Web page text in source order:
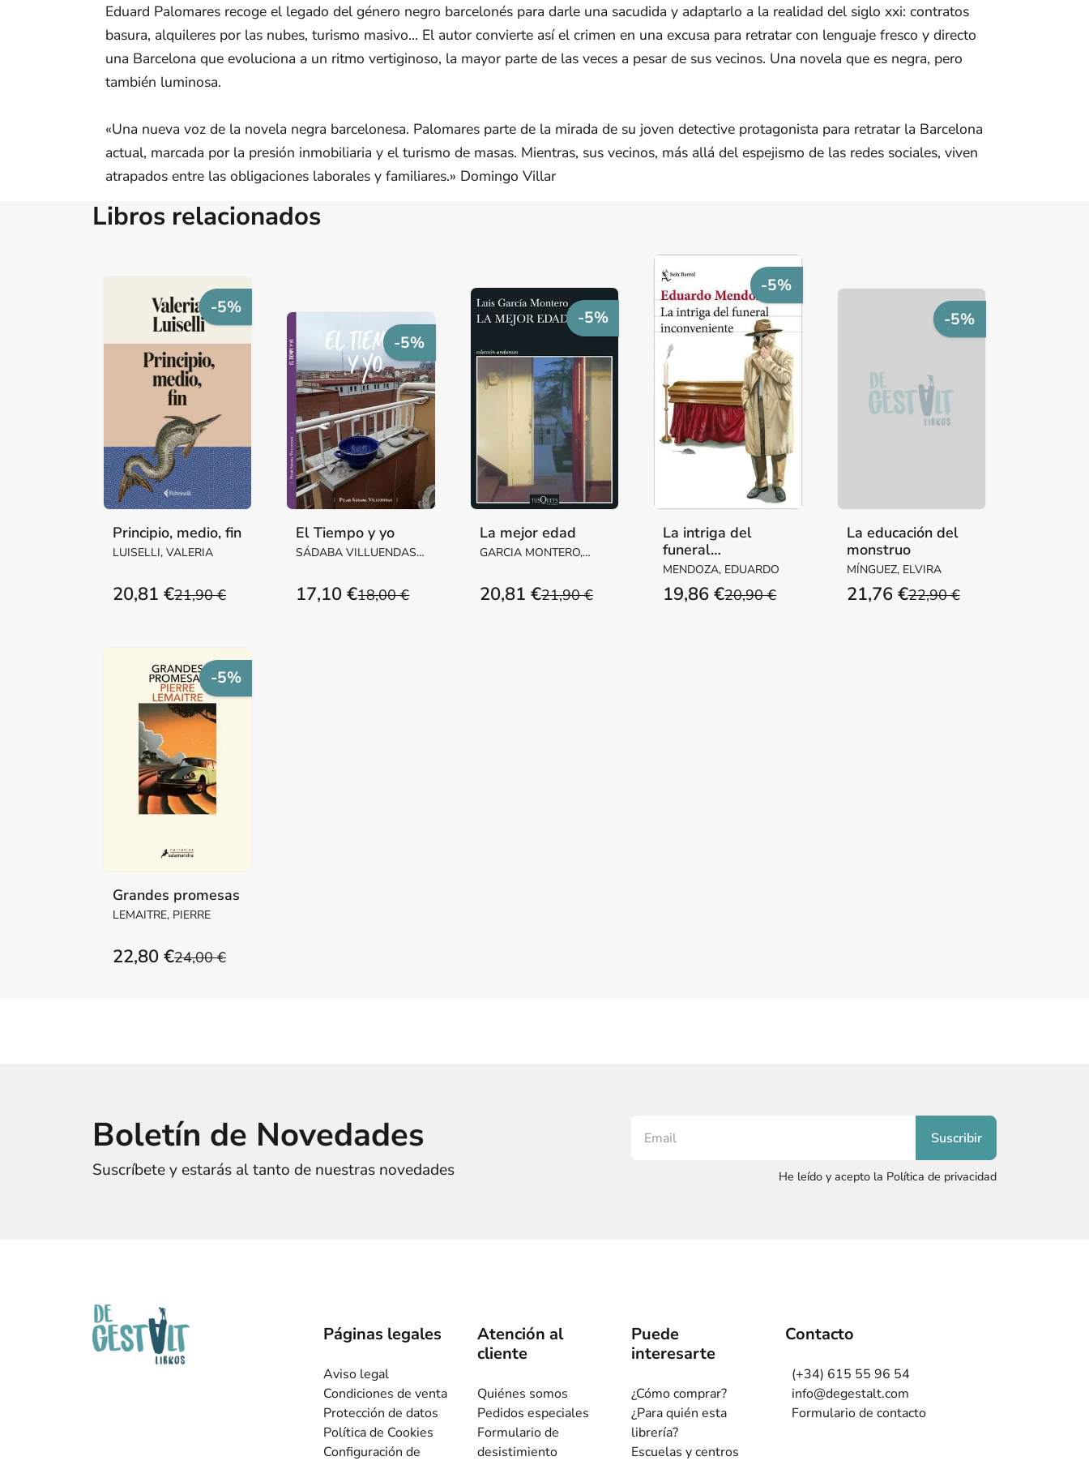
Eduard Palomares recoge el legado del género negro barcelonés para darle una sacudida y adaptarlo a la realidad del siglo xxi: contratos
basura, alquileres por las nubes, turismo masivo... El autor convierte así el crimen en una excusa para retratar con lenguaje fresco y directo
una Barcelona que evoluciona a un ritmo vertiginoso, la mayor parte de las veces a pesar de sus vecinos. Una novela que es negra, pero
también luminosa.
«Una nueva voz de la novela negra barcelonesa. Palomares parte de la mirada de su joven detective protagonista para retratar la Barcelona
actual, marcada por la presión inmobiliaria y el turismo de masas. Mientras, sus vecinos, más allá del espejismo de las redes sociales, viven
atrapados entre las obligaciones laborales y familiares.» Domingo Villar
Libros relacionados
-5%
Principio, medio, fin
LUISELLI, VALERIA
21,90 €
20,81 €
-5%
El Tiempo y yo
SÁDABA VILLUENDAS,
18,00 €
17,10 €
-5%
La mejor edad
GARCIA MONTERO,
21,90 €
20,81 €
-5%
La intriga del
funeral
inconveniente
MENDOZA, EDUARDO
20,90 €
19,86 €
-5%
La educación del
monstruo
MÍNGUEZ, ELVIRA
22,90 €
21,76 €
-5%
Grandes promesas
LEMAITRE, PIERRE
24,00 €
22,80 €
Boletín de Novedades
Suscríbete y estarás al tanto de nuestras novedades He leído y acepto la Política de privacidad
Páginas legales
Aviso legal
Condiciones de venta
Protección de datos
Política de Cookies
Configuración de
Atención al
cliente
Quiénes somos
Pedidos especiales
Formulario de
desistimiento
Puede
interesarte
¿Cómo comprar?
¿Para quién esta
librería?
Escuelas y centros
Contacto
(+34) 615 55 96 54
info@degestalt.com
Formulario de contacto